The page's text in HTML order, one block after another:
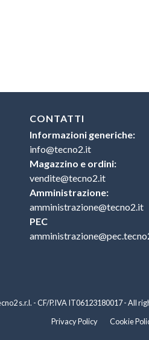
CONTATTI
Informazioni generiche:
info@tecno2.it
Magazzino e ordini:
vendite@tecno2.it
Amministrazione:
amministrazione@tecno2.it
PEC
Privacy Policy Cookie
s.r.l. - CF/P.IVA IT06123180017 - All